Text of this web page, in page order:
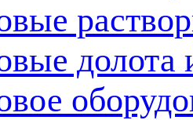
долота